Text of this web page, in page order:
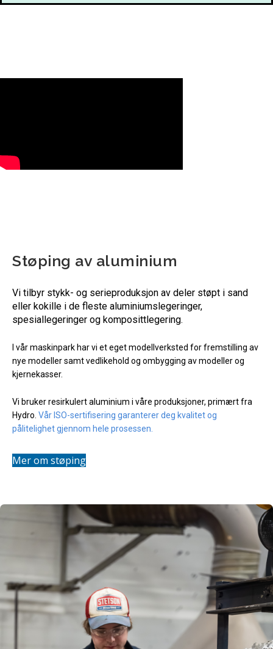
Støping av aluminium
Vi tilbyr stykk- og serieproduksjon av deler støpt i sand
eller kokille i de fleste aluminiumslegeringer,
spesiallegeringer og komposittlegering.
I vår maskinpark har vi et eget modellverksted for fremstilling av
nye modeller samt vedlikehold og ombygging av modeller og
kjernekasser.
Vi bruker resirkulert aluminium i våre produksjoner, primært fra
Hydro. Vår ISO-sertifisering garanterer deg kvalitet og
pålitelighet gjennom hele prosessen.
Mer om støping